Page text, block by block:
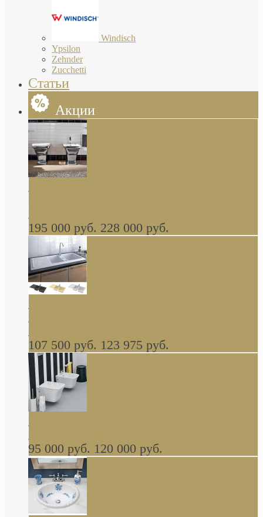
Windisch
Ypsilon
Zehnder
Zucchetti
Статьи
Акции
Butterfly Scarabeo КОМПЛЕКТ санфаянса
глянцевая платина В НАЛИЧИИ
195 000 руб. 228 000 руб.
керамическая мойка 1160 x 510 мм белая,
серая, черная, бежевая В НАЛИЧИИ
107 500 руб. 123 975 руб.
навесное КОМПЛЕКТ
95 000 руб. 120 000 руб.